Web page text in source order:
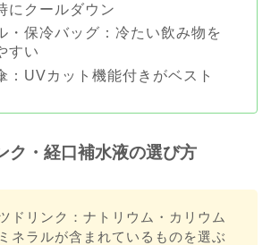
にクールダウン
・保冷バッグ：冷たい飲み物を
すい
：UVカット機能付きがベスト
ク・経口補水液の選び方
ドリンク：ナトリウム・カリウム
ネラルが含まれているものを選ぶ